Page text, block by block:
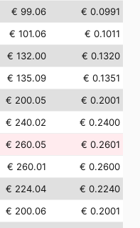
€ 99.06
€ 0.0991
€ 101.06
€ 0.1011
€ 132.00
€ 0.1320
€ 135.09
€ 0.1351
€ 200.05
€ 0.2001
€ 240.02
€ 0.2400
€ 260.05
€ 0.2601
€ 260.01
€ 0.2600
€ 224.04
€ 0.2240
€ 200.06
€ 0.2001